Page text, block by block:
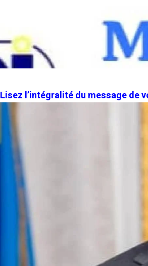
Lisez l’intégralité du message de